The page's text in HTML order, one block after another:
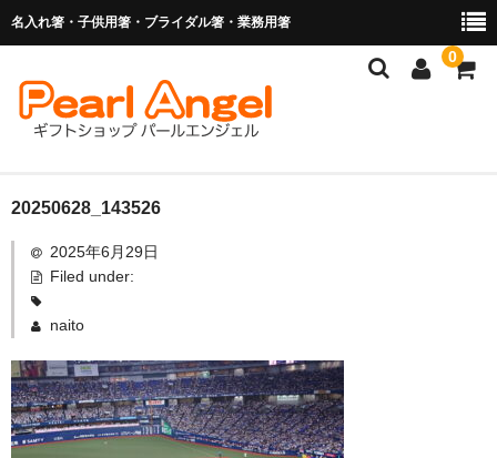
名入れ箸・子供用箸・ブライダル箸・業務用箸
0
商品を探す
お子様の入卒園に
業務用箸（食洗機対応）
マイ箸・箸袋
20250628_143526
2025年6月29日
Filed under:
naito